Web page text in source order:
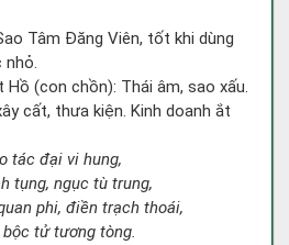
Tâm Đăng Viên, tốt khi dùng
nhỏ.
Hồ (con chồn): Thái âm, sao xấu.
cất, thưa kiện. Kinh doanh ắt
tác đại vi hung,
tụng, ngục tù trung,
phi, điền trạch thoái,
tử tương tòng.